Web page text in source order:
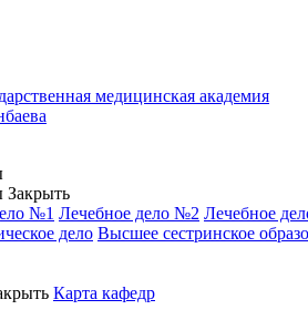
медицинская академия
Закрыть
№1 Лечебное дело №2 Лечебное
дело Высшее сестринское
Карта кафедр